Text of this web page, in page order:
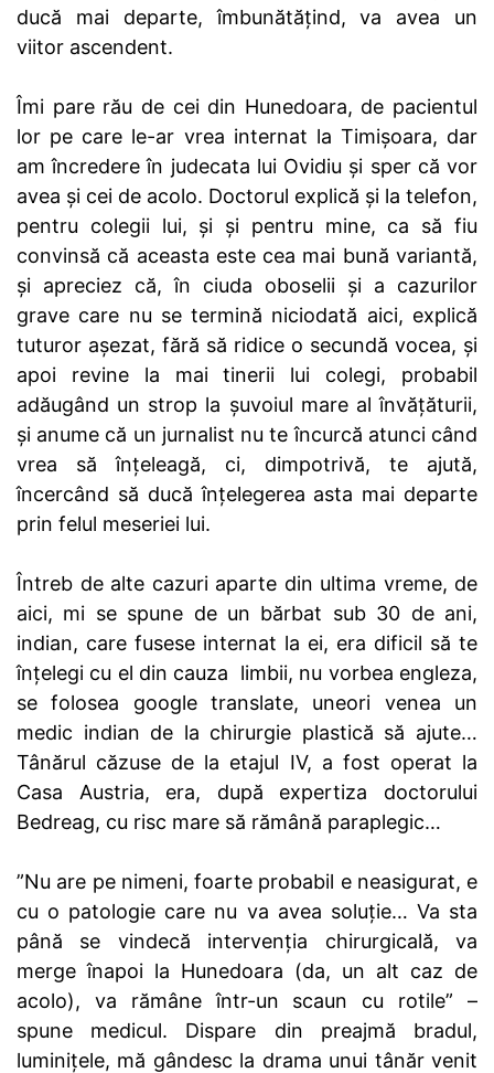
ducă mai departe, îmbunătățind, va avea un
viitor ascendent.
Îmi pare rău de cei din Hunedoara, de pacientul
lor pe care le-ar vrea internat la Timișoara, dar
am încredere în judecata lui Ovidiu și sper că vor
avea și cei de acolo. Doctorul explică și la telefon,
pentru colegii lui, și și pentru mine, ca să fiu
convinsă că aceasta este cea mai bună variantă,
și apreciez că, în ciuda oboselii și a cazurilor
grave care nu se termină niciodată aici, explică
tuturor așezat, fără să ridice o secundă vocea, și
apoi revine la mai tinerii lui colegi, probabil
adăugând un strop la șuvoiul mare al învățăturii,
și anume că un jurnalist nu te încurcă atunci când
vrea să înțeleagă, ci, dimpotrivă, te ajută,
încercând să ducă înțelegerea asta mai departe
prin felul meseriei lui.
Întreb de alte cazuri aparte din ultima vreme, de
aici, mi se spune de un bărbat sub 30 de ani,
indian, care fusese internat la ei, era dificil să te
înțelegi cu el din cauza limbii, nu vorbea engleza,
se folosea google translate, uneori venea un
medic indian de la chirurgie plastică să ajute…
Tânărul căzuse de la etajul IV, a fost operat la
Casa Austria, era, după expertiza doctorului
Bedreag, cu risc mare să rămână paraplegic…
”Nu are pe nimeni, foarte probabil e neasigurat, e
cu o patologie care nu va avea soluție… Va sta
până se vindecă intervenția chirurgicală, va
merge înapoi la Hunedoara (da, un alt caz de
acolo), va rămâne într-un scaun cu rotile” –
spune medicul. Dispare din preajmă bradul,
luminițele, mă gândesc la drama unui tânăr venit